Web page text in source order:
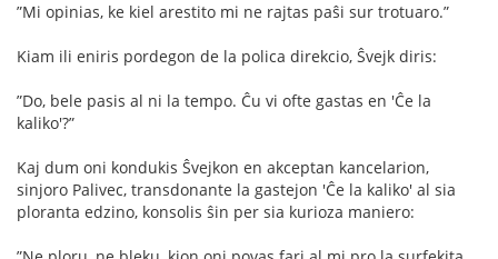
”Mi opinias, ke kiel arestito mi ne rajtas paŝi sur trotuaro.”
Kiam ili eniris pordegon de la polica direkcio, Ŝvejk diris:
”Do, bele pasis al ni la tempo. Ĉu vi ofte gastas en 'Ĉe la
kaliko'?”
Kaj dum oni kondukis Ŝvejkon en akceptan kancelarion,
sinjoro Palivec, transdonante la gastejon 'Ĉe la kaliko' al sia
ploranta edzino, konsolis ŝin per sia kurioza maniero: